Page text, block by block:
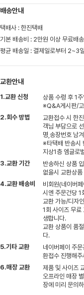
배송안내
택배사 : 한진택배
기본 배송비 : 2만원 이상 무료배송
평균 배송일 : 결제일로부터 2~3
교환안내
1.교환 신청
상품 수령 후 1
※Q&A게시판/고
2.회수 방법
교환접수 시 한
객님 부담으로
명,송장번호 남
※타택배 반송시
지상1층 엠글로
3.교환 기간
반송하신 상품
없을시 교환상
4.교환 배송비
비회원(네이버
시엔 주문건당 1
교환 가능/디자
1회 사이즈 무
생합니다.
교환 상품이 품
다.
5.기타 교환
네이버페이 주
환접수 진행해
6.매장 교환
제품 및 사이즈
오프라인 매장
장에 미리 문의